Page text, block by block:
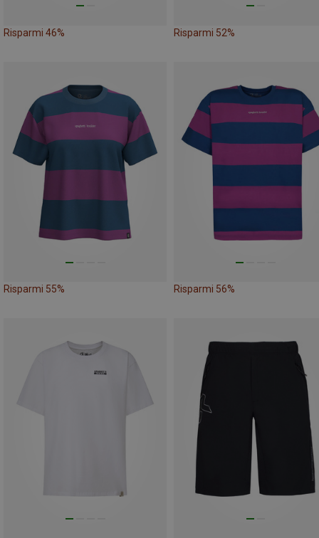
Risparmi 46% Risparmi 52%
Risparmi 55% Risparmi 56%